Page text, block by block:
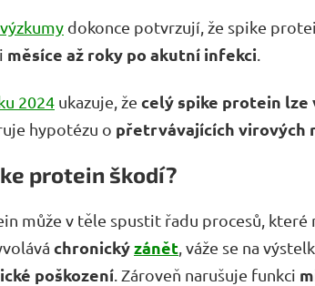
dokonce potvrzují, že spike
měsíce až roky po akutní infekci.
2024 ukazuje, že celý spike protein lze
hypotézu o přetrvávajících virových
protein škodí?
může v těle spustit řadu procesů,
chronickýzánět, váže se na
poškození. Zároveň narušuje funkci